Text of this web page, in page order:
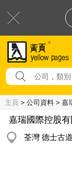
主頁 > 公司資料 > 嘉
嘉瑞國際控股有
荃灣 德士古